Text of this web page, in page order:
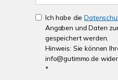
Ich habe die
Angaben und Daten
gespeichert werden.
Hinweis: Sie können
info@gutimmo.de
*